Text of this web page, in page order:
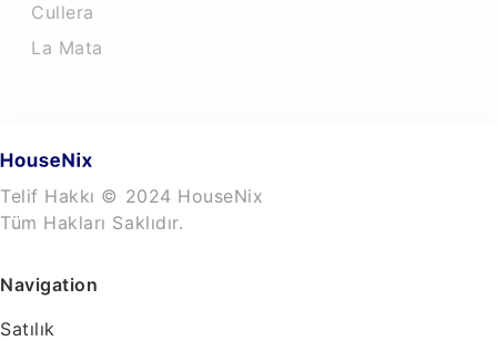
Cullera
La Mata
Telif Hakkı © 2024 HouseNix
Tüm Hakları Saklıdır.
Navigation
Satılık